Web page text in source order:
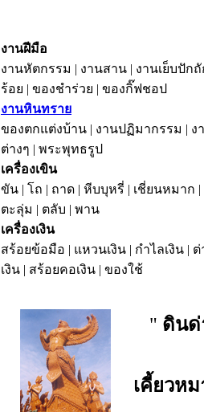
งานฝีมือ
งานหัตกรรม | งานสาน | งานเย็บปัก
ร้อย | ของชำร่วย | ของกิ๊ฟชอป
งานหินทราย
ของตกแต่งบ้าน | งานปฏิมากรรม | ง
ต่างๆ | พระพุทธรูป
เครื่องเขิน
ขัน | โถ | ถาด | หีบบุหรี่ | เชี่ยนหมาก |
ตะลุ่ม | ตลับ | พาน
เครื่องเงิน
สร้อยข้อมือ | แหวนเงิน | กำไลเงิน | ต่
เงิน | สร้อยคอเงิน | ของใช้
" ดินด่
เคี้ยวห